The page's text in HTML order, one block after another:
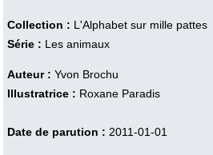
Collection : L'Alphabet sur mille pattes
Série : Les animaux
Auteur : Yvon Brochu
Illustratrice : Roxane Paradis
Date de parution : 2011-01-01